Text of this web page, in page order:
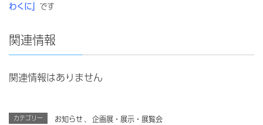
わくに」 です
関連情報
関連情報はありません
カテゴリー お知らせ、 企画展・展示・展覧会